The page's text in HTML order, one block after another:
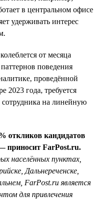
в центральном офисе
удерживать интерес
от месяца
поведения
проведённой
2023 года, требуется
на линейную
откликов кандидатов
приносит FarPost.ru.
населённых пунктах,
Дальнереченске,
FarPost.ru является
для привлечения